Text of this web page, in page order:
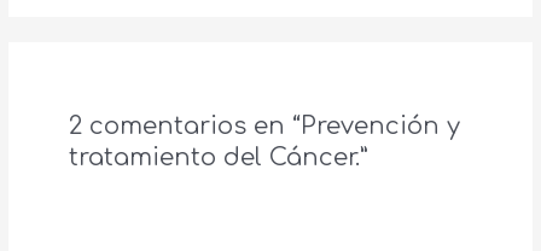
2 comentarios en “Prevención y
tratamiento del Cáncer.”